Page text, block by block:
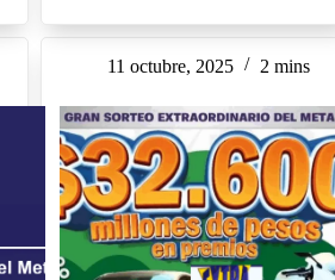
11 octubre, 2025 2 mins